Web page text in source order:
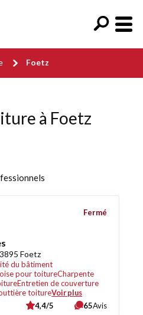
Foetz
à Foetz
Foetz
du bâtiment
pour toitureCharpente
Entretien de couverture
toitureVoir plus
Fermé
4,4/5 65Avis